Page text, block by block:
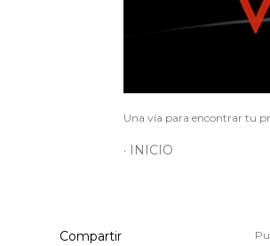
Una vía para encontrar tu
INICIO
Compartir